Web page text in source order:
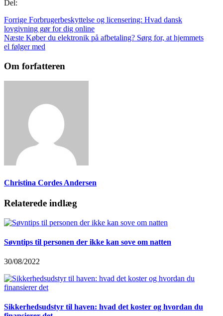
Del:
Forrige Forbrugerbeskyttelse og licensering: Hvad dansk
lovgivning gør for dig online
Næste Køber du elektronik på afbetaling? Sørg for, at hjemmets
el følger med
Om forfatteren
Christina Cordes Andersen
Relaterede indlæg
Søvntips til personen der ikke kan sove om natten
30/08/2022
Sikkerhedsudstyr til haven: hvad det koster og hvordan du